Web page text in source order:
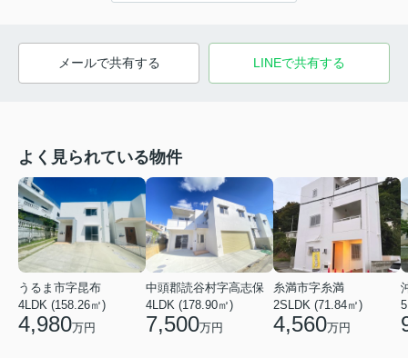
メールで共有する LINEで共有する
よく見られている物件
うるま市字昆布
4LDK (158.26㎡)
4,980万円
中頭郡読谷村字高志保
4LDK (178.90㎡)
7,500万円
糸満市字糸満
2SLDK (71.84㎡)
4,560万円